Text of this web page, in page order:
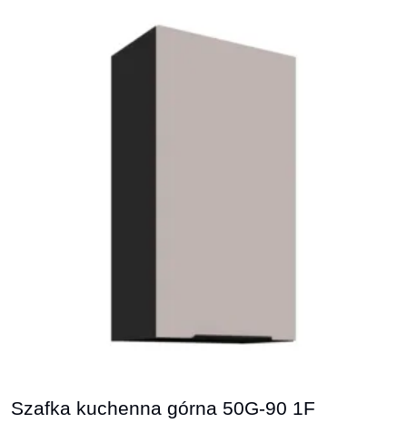
Szafka kuchenna górna 50G-90 1F